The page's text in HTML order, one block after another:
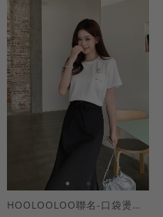
HOOLOOLOO聯名-口袋燙金KUKU熊短袖上衣